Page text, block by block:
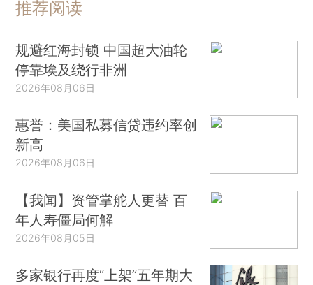
推荐阅读
规避红海封锁 中国超大油轮
停靠埃及绕行非洲
2026年08月06日
惠誉：美国私募信贷违约率创
新高
2026年08月06日
【我闻】资管掌舵人更替 百
年人寿僵局何解
2026年08月05日
多家银行再度“上架”五年期大